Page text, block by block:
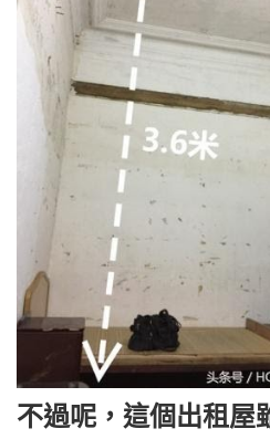
不過呢，這個出租屋